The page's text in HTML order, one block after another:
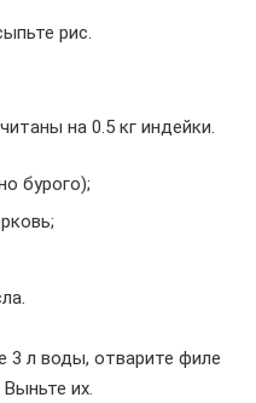
рис.
на 0.5 кг индейки.
бурого);
3 л воды, отварите филе
их.